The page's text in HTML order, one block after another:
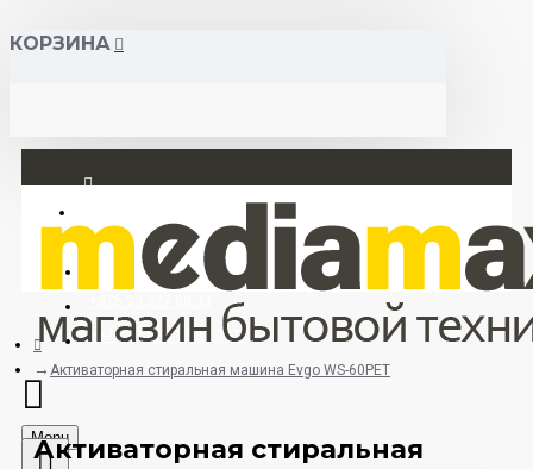
КОРЗИНА
Регистрация
+375 33 673 17 31 (МТС)
Menu
Активаторная стиральная машина Evgo WS-60PET
Активаторная стиральная